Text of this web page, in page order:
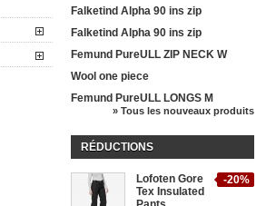
Falketind Alpha 90 ins zip
Falketind Alpha 90 ins zip
Femund PureULL ZIP NECK W
Wool one piece
Femund PureULL LONGS M
» Tous les nouveaux produits
RÉDUCTIONS
-20%
Lofoten Gore
Tex Insulated